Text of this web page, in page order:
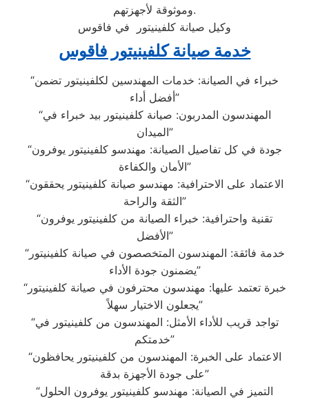
وموثوقة لأجهزتهم.
وكيل صيانة كلفينيتور في فاقوس
خدمة صيانة كلفينيتور فاقوس
“خبراء في الصيانة: خدمات المهندسين لكلفينيتور تضمن
أفضل أداء”
“المهندسون المدربون: صيانة كلفينيتور بيد خبراء في
الميدان”
“جودة في كل تفاصيل الصيانة: مهندسو كلفينيتور يوفرون
الأمان والكفاءة”
“الاعتماد على الاحترافية: مهندسو صيانة كلفينيتور يحققون
الثقة والراحة”
“تقنية واحترافية: خبراء الصيانة من كلفينيتور يوفرون
الأفضل”
“خدمة فائقة: المهندسون المتخصصون في صيانة كلفينيتور
يضمنون جودة الأداء”
“خبرة تعتمد عليها: مهندسون محترفون في صيانة كلفينيتور
يجعلون الاختيار سهلاً”
“تواجد قريب للأداء الأمثل: المهندسون من كلفينيتور في
خدمتكم”
“الاعتماد على الخبرة: المهندسون من كلفينيتور يحافظون
على جودة الأجهزة بدقة”
“التميز في الصيانة: مهندسو كلفينيتور يوفرون الحلول